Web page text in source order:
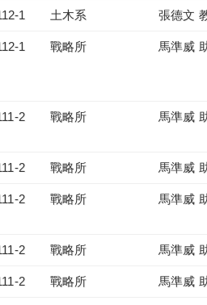
1 土木系 張德文
1 戰略所 馬準威
2 戰略所 馬準威
2 戰略所 馬準威
2 戰略所 馬準威
2 戰略所 馬準威
2 戰略所 馬準威